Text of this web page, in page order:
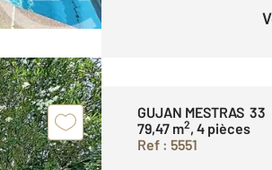
GUJAN MESTRAS 33
79,47 m2, 4 pièces
Ref : 5551